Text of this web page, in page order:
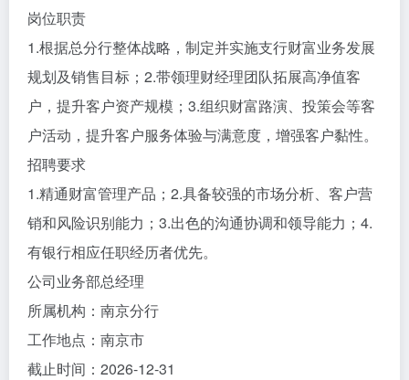
岗位职责
1.根据总分行整体战略，制定并实施支行财富业务发展
规划及销售目标；2.带领理财经理团队拓展高净值客
户，提升客户资产规模；3.组织财富路演、投策会等客
户活动，提升客户服务体验与满意度，增强客户黏性。
招聘要求
1.精通财富管理产品；2.具备较强的市场分析、客户营
销和风险识别能力；3.出色的沟通协调和领导能力；4.
有银行相应任职经历者优先。
公司业务部总经理
所属机构：南京分行
工作地点：南京市
截止时间：2026-12-31